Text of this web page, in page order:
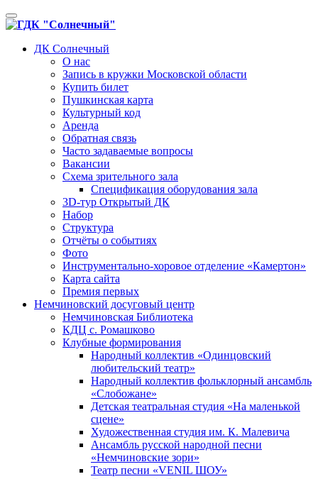
Toggle
navigation
ДК Солнечный
О нас
Запись в кружки Московской области
Купить билет
Пушкинская карта
Культурный код
Аренда
Обратная связь
Часто задаваемые вопросы
Вакансии
Схема зрительного зала
Спецификация оборудования зала
3D-тур Открытый ДК
Набор
Структура
Отчёты о событиях
Фото
Инструментально-хоровое отделение «Камертон»
Карта сайта
Премия первых
Немчиновский досуговый центр
Немчиновская Библиотека
КДЦ с. Ромашково
Клубные формирования
Народный коллектив «Одинцовский
любительский театр»
Народный коллектив фольклорный ансамбль
«Слобожане»
Детская театральная студия «На маленькой
сцене»
Художественная студия им. К. Малевича
Ансамбль русской народной песни
«Немчиновские зори»
Театр песни «VENIL ШОУ»